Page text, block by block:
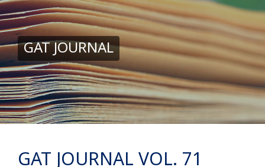
GAT JOURNAL
GAT JOURNAL VOL. 71